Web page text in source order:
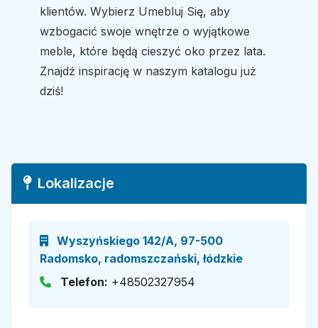
klientów. Wybierz Umebluj Się, aby
wzbogacić swoje wnętrze o wyjątkowe
meble, które będą cieszyć oko przez lata.
Znajdź inspirację w naszym katalogu już
dziś!
Lokalizacje
Wyszyńskiego 142/A, 97-500
Radomsko, radomszczański, łódzkie
Telefon: +48502327954